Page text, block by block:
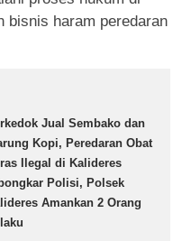
bisnis haram peredaran
Jual Sembako dan
Kopi, Peredaran Obat
Ilegal di Kalideres
Polisi, Polsek
Amankan 2 Orang